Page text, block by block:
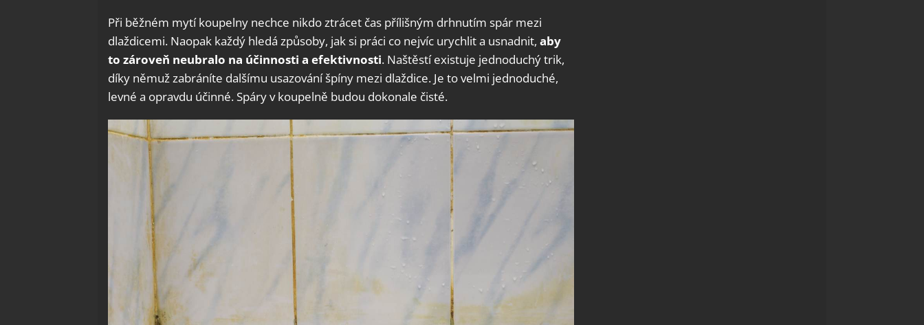
Při běžném mytí koupelny nechce nikdo ztrácet čas přílišným drhnutím spár mezi
dlaždicemi. Naopak každý hledá způsoby, jak si práci co nejvíc urychlit a usnadnit, aby
to zároveň neubralo na účinnosti a efektivnosti. Naštěstí existuje jednoduchý trik,
díky němuž zabráníte dalšímu usazování špíny mezi dlaždice. Je to velmi jednoduché,
levné a opravdu účinné. Spáry v koupelně budou dokonale čisté.